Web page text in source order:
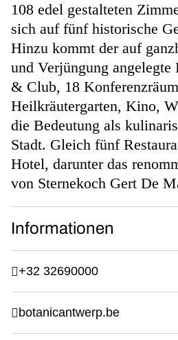
Informationen
+32 32690000
botanicantwerp.be
108 edel gestalteten
sich auf fünf historische
Hinzu kommt der auf
und Verjüngung
& Club, 18
Heilkräutergarten, Kino,
die Bedeutung als
Stadt. Gleich fünf
Hotel, darunter das
von Sternekoch Gert De